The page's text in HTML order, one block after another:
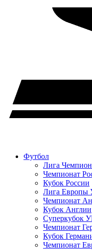
Футбол
Лига
Чемпионат
Кубок России
Лига
Чемпионат
Кубок Англии
Суперкубок
Чемпионат
Кубок
Чемпионат